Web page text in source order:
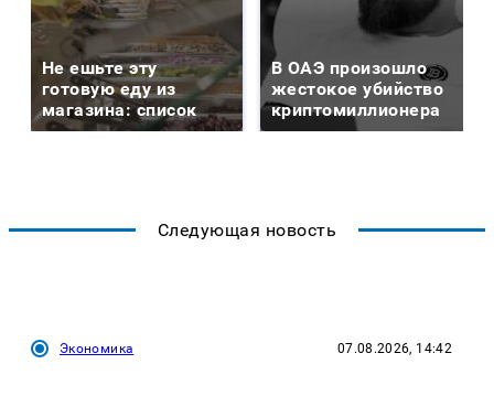
Не ешьте эту
готовую еду из
магазина: список
В ОАЭ произошло
жестокое убийство
криптомиллионера
Следующая новость
Экономика 07.08.2026, 14:42